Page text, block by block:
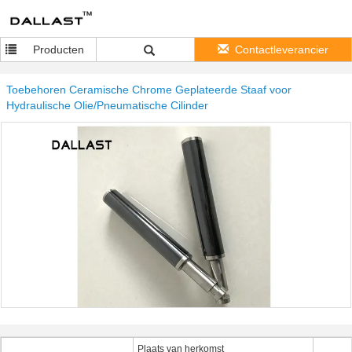
Producten Contactleverancier
Toebehoren Ceramische Chrome Geplateerde Staaf voor
Hydraulische Olie/Pneumatische Cilinder
Plaats van herkomst